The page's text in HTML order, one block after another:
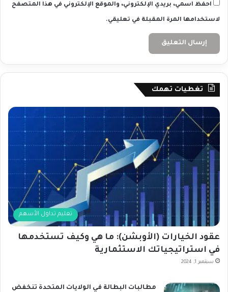
احفظ اسمي، بريدي الإلكتروني، والموقع الإلكتروني في هذا المتصفح
لاستخدامها المرة المقبلة في تعليقي.
تغطيات تهمك
تعليم تداول الأسهم
عقود الخيارات (الأوبشن): ما هي وكيف تستخدمها
في استراتيجياتك الاستثمارية
سبتمبر 1, 2024
مطالبات البطالة في الولايات المتحدة تنخفض